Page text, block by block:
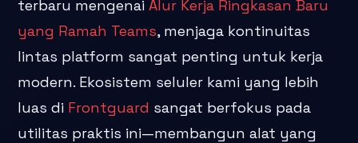
terbaru mengenaiAlur Kerja Ringkasan Baru
yang Ramah Teams, menjaga kontinuitas
lintas platform sangat penting untuk kerja
modern. Ekosistem seluler kami yang lebih
luas di Frontguard sangat berfokus pada
utilitas praktis ini—membangun alat yang